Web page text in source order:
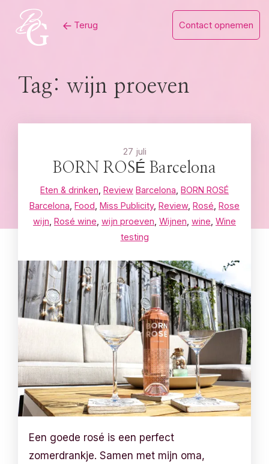
content
Terug Contact opnemen
Tag: wijn proeven
27 juli
BORN ROSÉ Barcelona
Eten & drinken Review Barcelona BORN ROSÉ
Barcelona Food Miss Publicity, Review, Rosé Rose
wijn Rosé wine wijn proeven Wijnen wine Wine
testing
Een goede rosé is een perfect
zomerdrankje. Samen met mijn oma,